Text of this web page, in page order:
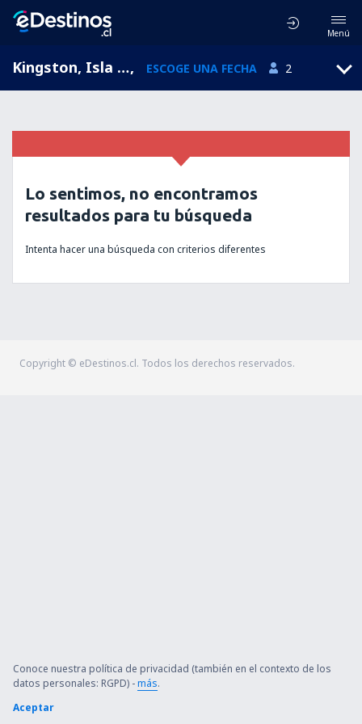
Menú
Kingston, Isla Norfolk, Isla Norfolk, ESCOGE UNA FECHA 2
Lo sentimos, no encontramos
resultados para tu búsqueda
Intenta hacer una búsqueda con criterios diferentes
Copyright © eDestinos.cl. Todos los derechos reservados.
Conoce nuestra política de privacidad (también en el contexto de los
datos personales: RGPD) -más.
Aceptar